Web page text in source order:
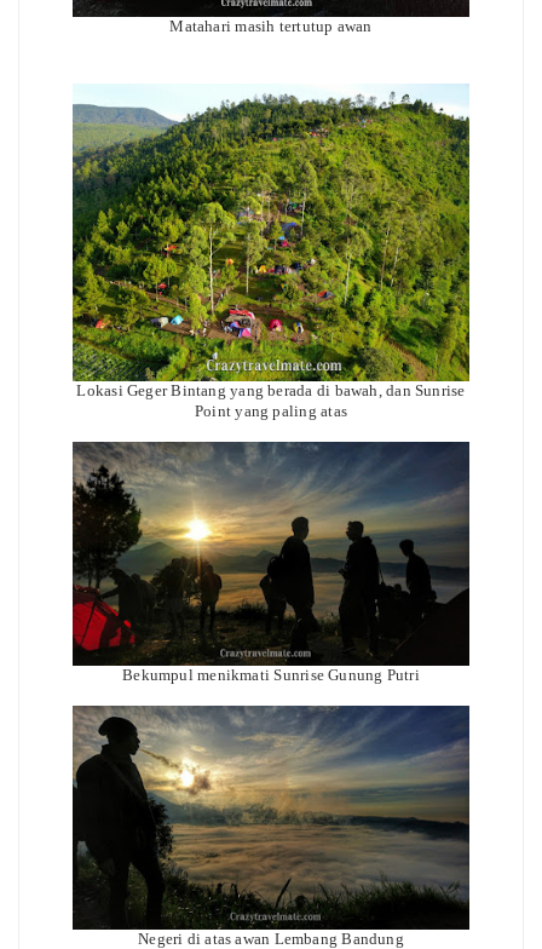
Matahari masih tertutup awan
Lokasi Geger Bintang yang berada di bawah, dan Sunrise
Point yang paling atas
Bekumpul menikmati Sunrise Gunung Putri
Negeri di atas awan Lembang Bandung